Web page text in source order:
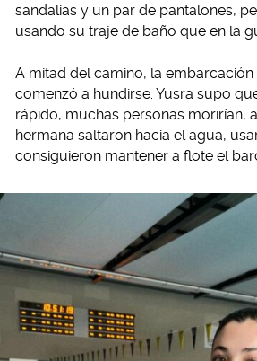
sandalias y un par de pantalones,
usando su traje de baño que en la
A mitad del camino, la embarcación
comenzó a hundirse. Yusra supo
rápido, muchas personas morirían,
hermana saltaron hacia el agua,
consiguieron mantener a flote el